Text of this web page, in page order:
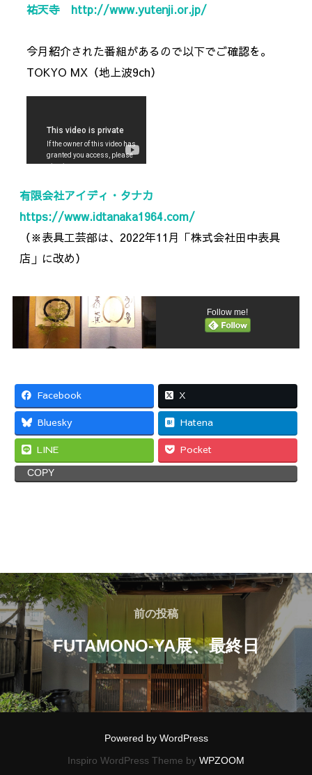
祐天寺 http://www.yutenji.or.jp/
今月紹介された番組があるので以下でご確認を。
TOKYO MX（地上波9ch）
有限会社アイディ・タナカ
https://www.idtanaka1964.com/
（※表具工芸部は、2022年11月「株式会社田中表具
店」に改め）
Follow me!
Facebook X
Bluesky Hatena
LINE Pocket
COPY
前の投稿
FUTAMONO-YA展、最終日
Powered by WordPress
Inspiro WordPress Theme by WPZOOM